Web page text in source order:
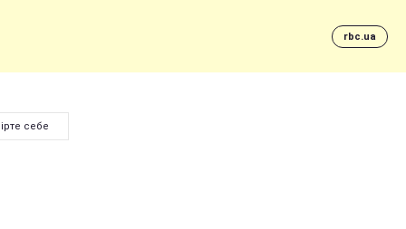
rbc.ua
себе